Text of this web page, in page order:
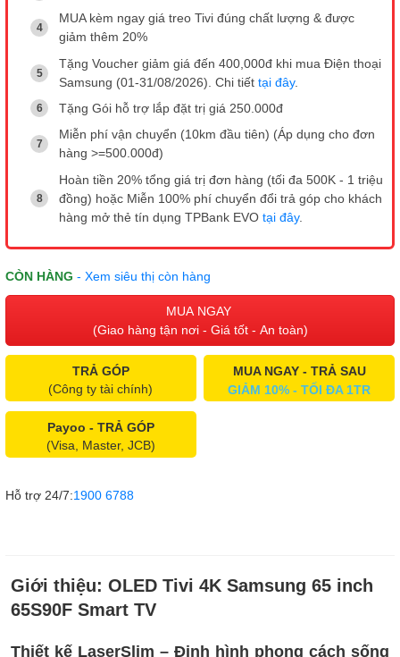
MUA kèm ngay giá treo Tivi đúng chất lượng & được
giảm thêm 20%
Tặng Voucher giảm giá đến 400,000đ khi mua Điện thoại
Samsung (01-31/08/2026). Chi tiết tại đây.
Tặng Gói hỗ trợ lắp đặt trị giá 250.000đ
Miễn phí vận chuyển (10km đầu tiên) (Áp dụng cho đơn
hàng >=500.000đ)
Hoàn tiền 20% tổng giá trị đơn hàng (tối đa 500K - 1 triệu
đồng) hoặc Miễn 100% phí chuyển đổi trả góp cho khách
hàng mở thẻ tín dụng TPBank EVO tại đây.
CÒN HÀNG - Xem siêu thị còn hàng
MUA NGAY
(Giao hàng tận nơi - Giá tốt - An toàn)
TRẢ GÓP
(Công ty tài chính)
MUA NGAY - TRẢ SAU
GIẢM 10% - TỐI ĐA 1TR
Payoo - TRẢ GÓP
(Visa, Master, JCB)
Hỗ trợ 24/7:1900 6788
Giới thiệu: OLED Tivi 4K Samsung 65 inch
65S90F Smart TV
Thiết kế LaserSlim – Định hình phong cách sống